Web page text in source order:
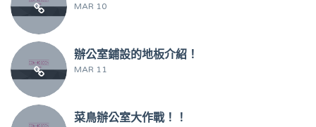
MAR 10
辦公室鋪設的地板介紹！
MAR 11
菜鳥辦公室大作戰！！